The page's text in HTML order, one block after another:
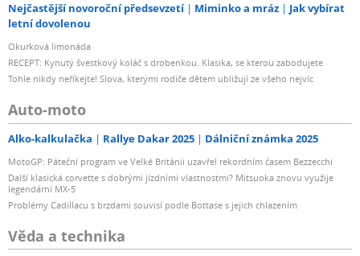
Nejčastější novoroční předsevzetí Miminko a mráz
Jak vybírat
letní dovolenou
Okurková limonáda
RECEPT: Kynutý švestkový koláč s drobenkou. Klasika, se kterou zabodujete
Tohle nikdy neříkejte! Slova, kterými rodiče dětem ubližují ze všeho nejvíc
Auto-moto
Alko-kalkulačka Rallye Dakar 2025 Dálniční známka 2025
MotoGP: Páteční program ve Velké Británii uzavřel rekordním časem Bezzecchi
Další klasická corvette s dobrými jízdními vlastnostmi? Mitsuoka znovu využije
legendární MX-5
Problémy Cadillacu s brzdami souvisí podle Bottase s jejich chlazením
Věda a technika